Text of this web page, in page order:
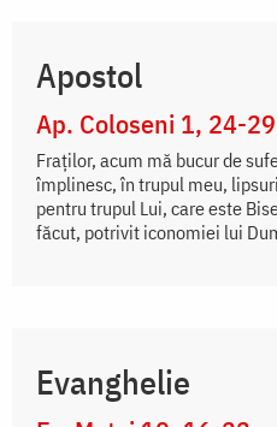
Apostol
Ap. Coloseni 1, 24-
Fraților, acum mă bucur de
împlinesc, în trupul meu,
pentru trupul Lui, care este
făcut, potrivit iconomiei lui
Evanghelie